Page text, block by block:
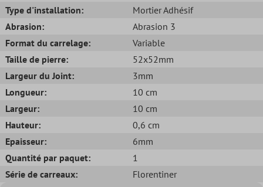
Type d'installation:
Mortier Adhésif
Abrasion:
Abrasion 3
Format du carrelage:
Variable
Taille de pierre:
52x52mm
Largeur du Joint:
3mm
Longueur:
10 cm
Largeur:
10 cm
Hauteur:
0,6 cm
Epaisseur:
6mm
Quantité par paquet:
1
Série de carreaux:
Florentiner